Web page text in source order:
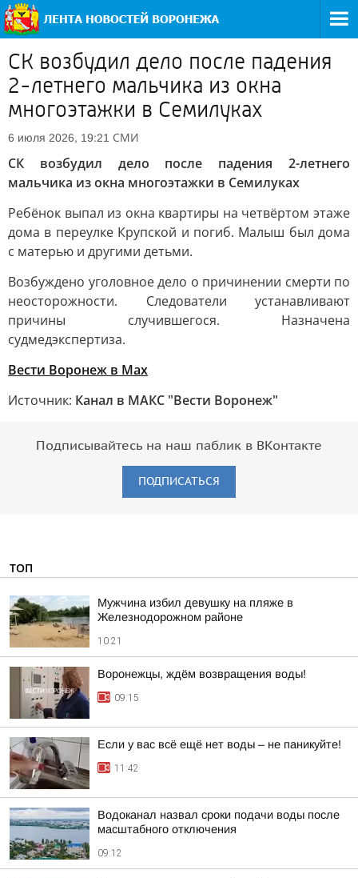
СК возбудил дело после падения
2-летнего мальчика из окна
многоэтажки в Семилуках
6 июля 2026, 19:21 СМИ
СК возбудил дело после падения 2-летнего
мальчика из окна многоэтажки в Семилуках
Ребёнок выпал из окна квартиры на четвёртом этаже
дома в переулке Крупской и погиб. Малыш был дома
с матерью и другими детьми.
Возбуждено уголовное дело о причинении смерти по
неосторожности. Следователи устанавливают
причины случившегося. Назначена
судмедэкспертиза.
Вести Воронеж в Мах
Источник: Канал в МАКС "Вести Воронеж"
Подписывайтесь на наш паблик в ВКонтакте
ПОДПИСАТЬСЯ
ТОП
Мужчина избил девушку на пляже в
Железнодорожном районе
10:21
Воронежцы, ждём возвращения воды!
09:15
Если у вас всё ещё нет воды – не паникуйте!
11:42
Водоканал назвал сроки подачи воды после
масштабного отключения
09:12